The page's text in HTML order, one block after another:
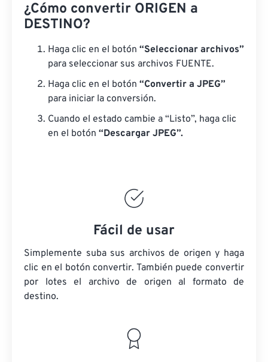
¿Cómo convertir ORIGEN a
DESTINO?
Haga clic en el botón “Seleccionar archivos”
para seleccionar sus archivos FUENTE.
Haga clic en el botón “Convertir a JPEG”
para iniciar la conversión.
Cuando el estado cambie a “Listo”, haga clic
en el botón “Descargar JPEG”.
Fácil de usar
Simplemente suba sus archivos de origen y haga
clic en el botón convertir. También puede convertir
por lotes el archivo de origen al formato de
destino.